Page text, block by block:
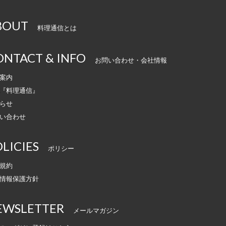
料理通信とは
& INFO お問い合わせ・会社情報
内
料理通信』
せ
合わせ
ポリシー
約
報保護方針
メールマガジン